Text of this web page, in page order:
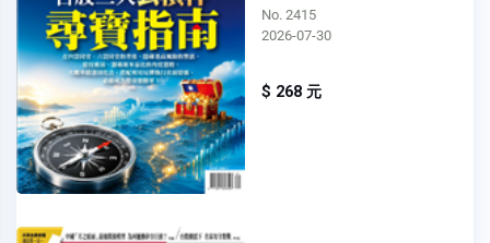
No. 2415
2026-07-30
$ 268 元